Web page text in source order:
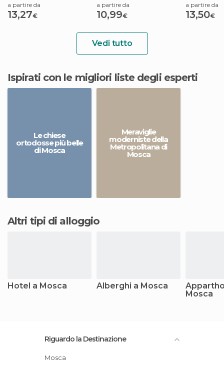
a partire da
13,27€
a partire da
10,99€
a partire da
13,50€
Vedi tutto
Ispirati con le migliori liste degli esperti
Le chiese
ortodosse più belle
di Mosca
Meraviglie
moderniste della
Metropolitana di
Mosca
Altri tipi di alloggio
Hotel a Mosca Alberghi a Mosca
Mosca
Riguardo la Destinazione
Mosca